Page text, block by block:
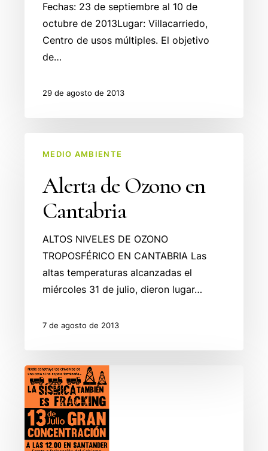
Fechas: 23 de septiembre al 10 de
octubre de 2013Lugar: Villacarriedo,
Centro de usos múltiples. El objetivo
de…
29 de agosto de 2013
Cantabria
MEDIO AMBIENTE
Alerta de Ozono en
Cantabria
ALTOS NIVELES DE OZONO
TROPOSFÉRICO EN CANTABRIA Las
altas temperaturas alcanzadas el
miércoles 31 de julio, dieron lugar…
7 de agosto de 2013
Concentración
Stop
Fracking